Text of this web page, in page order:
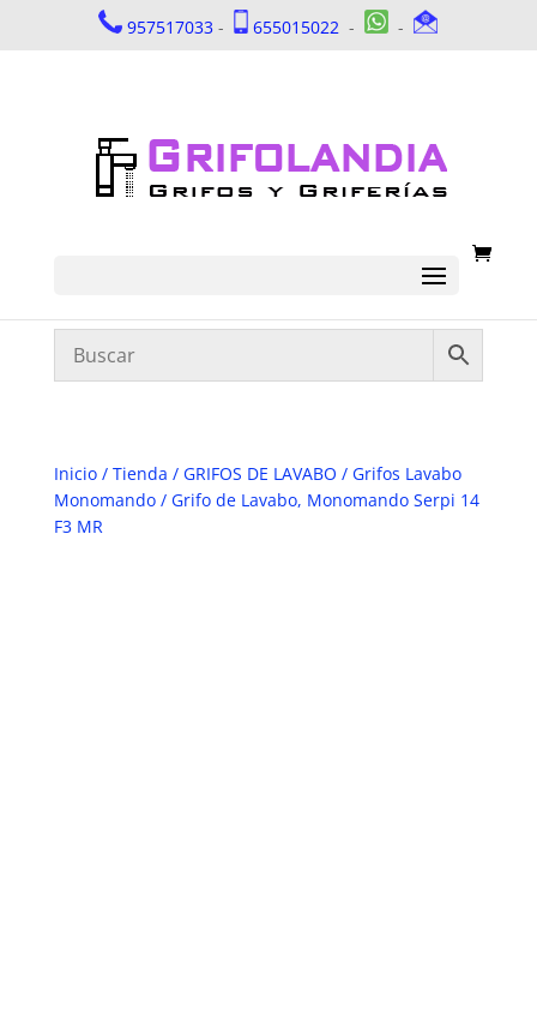
957517033 - 655015022 - -
Inicio/ Tienda / GRIFOS DE LAVABO / Grifos Lavabo
Monomando/ Grifo de Lavabo, Monomando Serpi 14
F3 MR